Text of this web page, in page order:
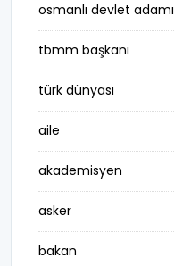
osmanlı devlet adamı
tbmm başkanı
türk dünyası
aile
akademisyen
asker
bakan